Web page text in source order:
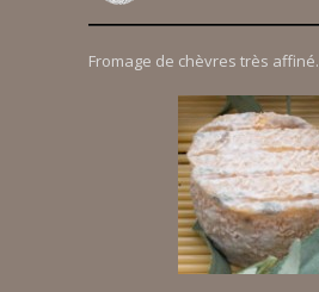
Fromage de chèvres très affiné.